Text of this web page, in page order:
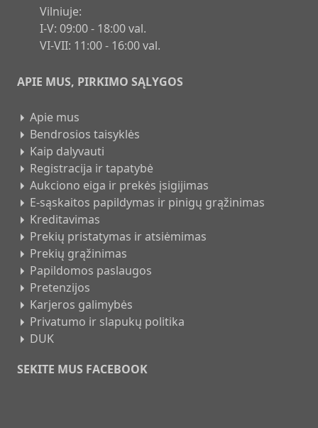
Vilniuje:
I-V: 09:00 - 18:00 val.
VI-VII: 11:00 - 16:00 val.
APIE MUS, PIRKIMO SĄLYGOS
Apie mus
Bendrosios taisyklės
Kaip dalyvauti
Registracija ir tapatybė
Aukciono eiga ir prekės įsigijimas
E-sąskaitos papildymas ir pinigų grąžinimas
Kreditavimas
Prekių pristatymas ir atsiėmimas
Prekių grąžinimas
Papildomos paslaugos
Pretenzijos
Karjeros galimybės
Privatumo ir slapukų politika
DUK
SEKITE MUS FACEBOOK